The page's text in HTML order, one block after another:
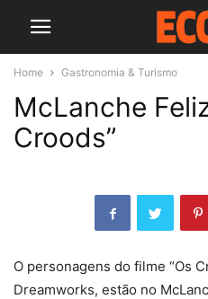
Home Gastronomia & Turismo
McLanche
Croods”
O personagens do filme “Os
Dreamworks, estão no